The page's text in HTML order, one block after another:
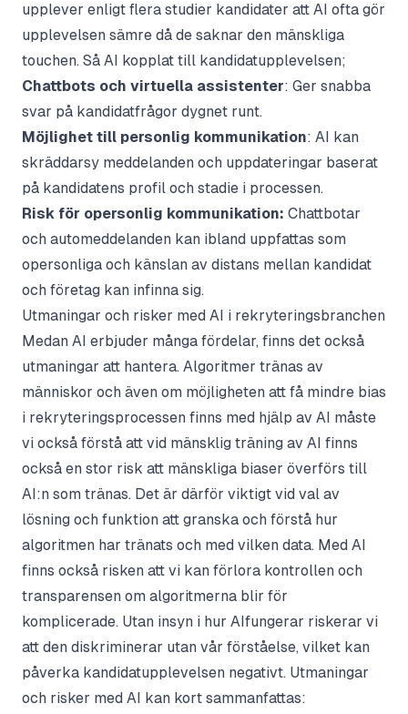
upplever enligt flera studier kandidater att AI ofta gör
upplevelsen sämre då de saknar den mänskliga
touchen. Så AI kopplat till kandidatupplevelsen;
Chattbots och virtuella assistenter: Ger snabba
svar på kandidatfrågor dygnet runt.
Möjlighet till personlig kommunikation: AI kan
skräddarsy meddelanden och uppdateringar baserat
på kandidatens profil och stadie i processen.
Risk för opersonlig kommunikation: Chattbotar
och automeddelanden kan ibland uppfattas som
opersonliga och känslan av distans mellan kandidat
och företag kan infinna sig.
Utmaningar och risker med AI i rekryteringsbranchen
Medan AI erbjuder många fördelar, finns det också
utmaningar att hantera. Algoritmer tränas av
människor och även om möjligheten att få mindre bias
i rekryteringsprocessen finns med hjälp av AI måste
vi också förstå att vid mänsklig träning av AI finns
också en stor risk att mänskliga biaser överförs till
AI:n som tränas. Det är därför viktigt vid val av
lösning och funktion att granska och förstå hur
algoritmen har tränats och med vilken data. Med AI
finns också risken att vi kan förlora kontrollen och
transparensen om algoritmerna blir för
komplicerade. Utan insyn i hur AIfungerar riskerar vi
att den diskriminerar utan vår förståelse, vilket kan
påverka kandidatupplevelsen negativt. Utmaningar
och risker med AI kan kort sammanfattas: